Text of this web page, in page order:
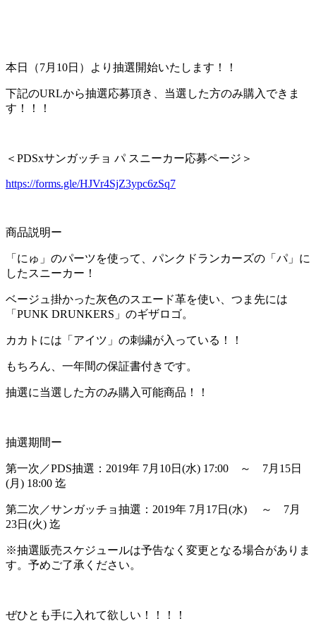
本日（7月10日）より抽選開始いたします！！
下記のURLから抽選応募頂き、当選した方のみ購入できま
す！！！
＜PDSxサンガッチョ パ スニーカー応募ページ＞
https://forms.gle/HJVr4SjZ3ypc6zSq7
商品説明ー
「にゅ」のパーツを使って、パンクドランカーズの「パ」に
したスニーカー！
ベージュ掛かった灰色のスエード革を使い、つま先には
「PUNK DRUNKERS」のギザロゴ。
カカトには「アイツ」の刺繍が入っている！！
もちろん、一年間の保証書付きです。
抽選に当選した方のみ購入可能商品！！
抽選期間ー
第一次／PDS抽選：2019年 7月10日(水) 17:00 ～ 7月15日
(月) 18:00 迄
第二次／サンガッチョ抽選：2019年 7月17日(水) ～ 7月
23日(火) 迄
※抽選販売スケジュールは予告なく変更となる場合がありま
す。予めご了承ください。
ぜひとも手に入れて欲しい！！！！